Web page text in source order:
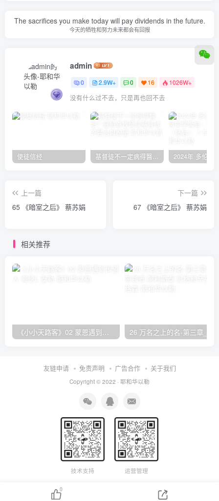
The sacrifices you make today will pay dividends in the future.
今天的牺牲和努力未来都会有回报
admin
0 2.9W+ 0 16 1026W+
没有什么过不去，只是再也回不去
使徒信经 基督徒不一定病得醫治？寇紹恩牧師談基督徒的醫治與盼望
上一篇
65 《暗室之后》 蔡苏娟
下一篇
67 《暗室之后》 蔡苏娟
相关推荐
《小小天路客》02 蒙恩遇到传道人 海伦L·泰勒
友链申请 免责声明 广告合作 关于我们
Copyright © 2022 · 耶和华以勒
技术支持 运营管理
0